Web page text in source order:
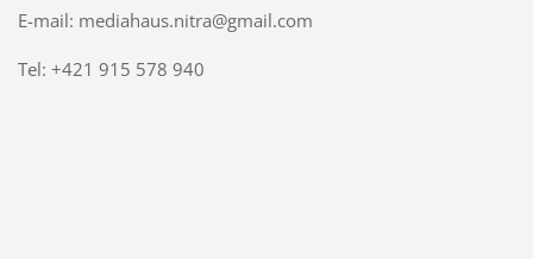
E-mail: mediahaus.nitra@gmail.com
Tel: +421 915 578 940